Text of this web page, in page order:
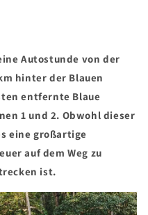
Autostunde von der
hinter der Blauen
entfernte Blaue
1 und 2. Obwohl dieser
eine großartige
auf dem Weg zu
ist.